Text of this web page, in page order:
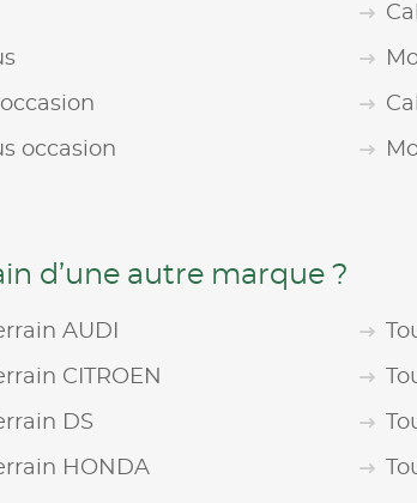
occasion
d’une autre marque ?
AUDI
CITROEN
DS
HONDA